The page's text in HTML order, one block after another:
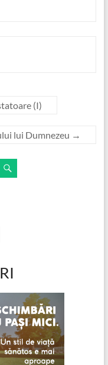
(I)
lui Dumnezeu →